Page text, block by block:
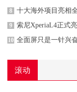
8 十大海外项目亮相
9 索尼XperiaL4正式
10 全面屏只是一针兴
滚动